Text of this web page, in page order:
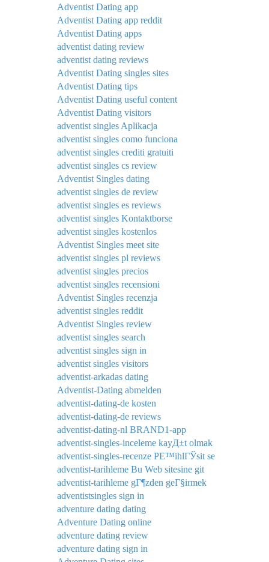
Adventist Dating app
Adventist Dating app reddit
Adventist Dating apps
adventist dating review
adventist dating reviews
Adventist Dating singles sites
Adventist Dating tips
Adventist Dating useful content
Adventist Dating visitors
adventist singles Aplikacja
adventist singles como funciona
adventist singles crediti gratuiti
adventist singles cs review
Adventist Singles dating
adventist singles de review
adventist singles es reviews
adventist singles Kontaktborse
adventist singles kostenlos
Adventist Singles meet site
adventist singles pl reviews
adventist singles precios
adventist singles recensioni
Adventist Singles recenzja
adventist singles reddit
Adventist Singles review
adventist singles search
adventist singles sign in
adventist singles visitors
adventist-arkadas dating
Adventist-Dating abmelden
adventist-dating-de kosten
adventist-dating-de reviews
adventist-dating-nl BRAND1-app
adventist-singles-inceleme kayД±t olmak
adventist-singles-recenze PЕ™ihlГЎsit se
adventist-tarihleme Bu Web sitesine git
adventist-tarihleme gГ¶zden geГ§irmek
adventistsingles sign in
adventure dating dating
Adventure Dating online
adventure dating review
adventure dating sign in